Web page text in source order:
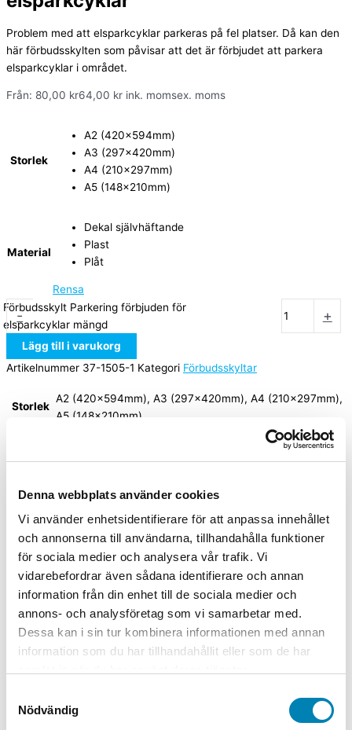
Denna webbplats använder cookies
Vi använder enhetsidentifierare för att anpassa innehållet
och annonserna till användarna, tillhandahålla funktioner
för sociala medier och analysera vår trafik. Vi
vidarebefordrar även sådana identifierare och annan
information från din enhet till de sociala medier och
annons- och analysföretag som vi samarbetar med.
Dessa kan i sin tur kombinera informationen med annan
information som du har tillhandahållit eller som de har
Nödvändig
Problem med att elsparkcyklar parkeras på fel platser. Då kan den
här förbudsskylten som påvisar att det är förbjudet att parkera
elsparkcyklar i området.
Från: 80,00 kr64,00 kr ink. momsex. moms
Storlek
A2 (420x594mm)
A3 (297x420mm)
A4 (210x297mm)
A5 (148x210mm)
Material
Dekal självhäftande
Plast
Plåt
Rensa
-
Förbudsskylt Parkering förbjuden för
elsparkcyklar mängd
+
Lägg till i varukorg
Artikelnummer 37-1505-1 Kategori Förbudsskyltar
Storlek
A2 (420x594mm), A3 (297x420mm), A4 (210x297mm),
A5 (148x210mm)
Relaterade produkter
Förbudsskylt Hundar skall vara
kopplade
Från: 80,00 kr 64,00 kr ink. moms ex. moms
Välj
alternativ
Den här produkten har flera varianter. De